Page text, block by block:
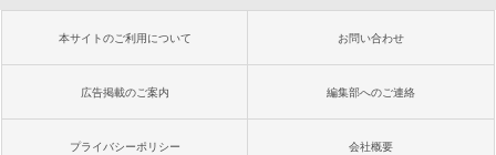
本サイトのご利用について お問い合わせ
広告掲載のご案内 編集部へのご連絡
プライバシーポリシー 会社概要